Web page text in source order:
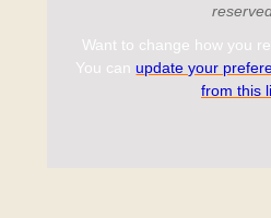
Want to change how you
You can update your
from this